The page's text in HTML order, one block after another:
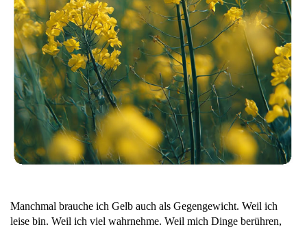
Manchmal brauche ich Gelb auch als Gegengewicht. Weil ich
leise bin. Weil ich viel wahrnehme. Weil mich Dinge berühren,